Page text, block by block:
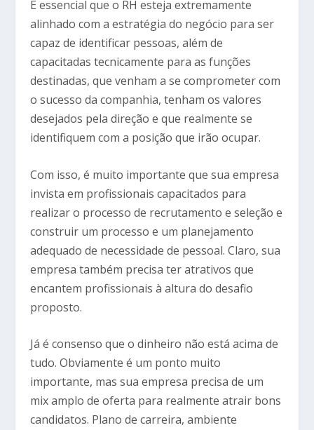
É essencial que o RH esteja extremamente
alinhado com a estratégia do negócio para ser
capaz de identificar pessoas, além de
capacitadas tecnicamente para as funções
destinadas, que venham a se comprometer com
o sucesso da companhia, tenham os valores
desejados pela direção e que realmente se
identifiquem com a posição que irão ocupar.
Com isso, é muito importante que sua empresa
invista em profissionais capacitados para
realizar o processo de recrutamento e seleção e
construir um processo e um planejamento
adequado de necessidade de pessoal. Claro, sua
empresa também precisa ter atrativos que
encantem profissionais à altura do desafio
proposto.
Já é consenso que o dinheiro não está acima de
tudo. Obviamente é um ponto muito
importante, mas sua empresa precisa de um
mix amplo de oferta para realmente atrair bons
candidatos. Plano de carreira, ambiente